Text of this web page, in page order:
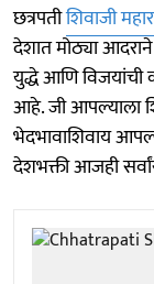
छत्रपतीशिवाजी
देशात मोठ्या
युद्धे आणि विजयांची
आहे. जी आपल्याला
भेदभावाशिवाय
देशभक्ती आजही